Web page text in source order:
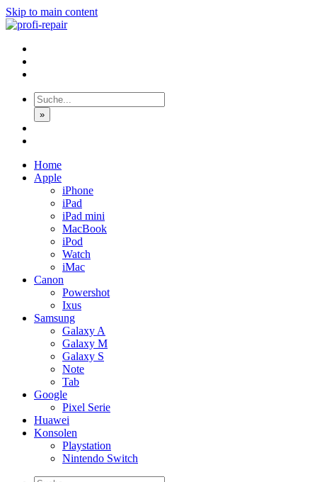
Skip to main content
»
Home
Apple
iPhone
iPad
iPad mini
MacBook
iPod
Watch
iMac
Canon
Powershot
Ixus
Samsung
Galaxy A
Galaxy M
Galaxy S
Note
Tab
Google
Pixel Serie
Huawei
Konsolen
Playstation
Nintendo Switch